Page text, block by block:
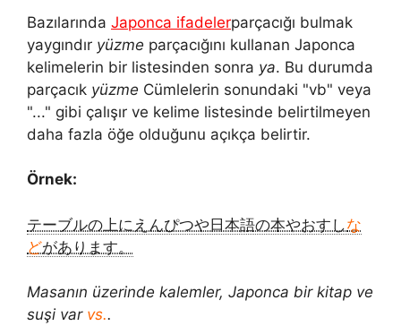
Bazılarında Japonca ifadelerparçacığı bulmak
yaygındır yüzme parçacığını kullanan Japonca
kelimelerin bir listesinden sonra ya. Bu durumda
parçacık yüzme Cümlelerin sonundaki "vb" veya
"..." gibi çalışır ve kelime listesinde belirtilmeyen
daha fazla öğe olduğunu açıkça belirtir.
Örnek:
テーブルの上にえんぴつや日本語の本やおすしな
どがあります。
Masanın üzerinde kalemler, Japonca bir kitap ve
suşi var vs..